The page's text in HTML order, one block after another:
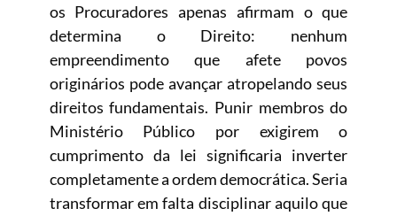
os Procuradores apenas afirmam o que
determina o Direito: nenhum
empreendimento que afete povos
originários pode avançar atropelando seus
direitos fundamentais. Punir membros do
Ministério Público por exigirem o
cumprimento da lei significaria inverter
completamente a ordem democrática. Seria
transformar em falta disciplinar aquilo que